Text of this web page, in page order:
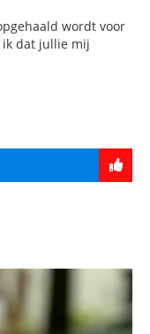
wordt voor
ik dat jullie mij